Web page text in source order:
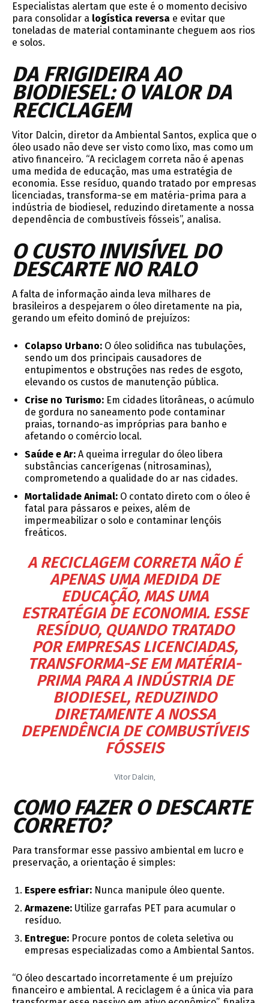
Especialistas alertam que este é o momento decisivo
para consolidar a logística reversa e evitar que
toneladas de material contaminante cheguem aos rios
e solos.
DA FRIGIDEIRA AO
BIODIESEL: O VALOR DA
RECICLAGEM
Vitor Dalcin, diretor da Ambiental Santos, explica que o
óleo usado não deve ser visto como lixo, mas como um
ativo financeiro. “A reciclagem correta não é apenas
uma medida de educação, mas uma estratégia de
economia. Esse resíduo, quando tratado por empresas
licenciadas, transforma-se em matéria-prima para a
indústria de biodiesel, reduzindo diretamente a nossa
dependência de combustíveis fósseis”, analisa.
O CUSTO INVISÍVEL DO
DESCARTE NO RALO
A falta de informação ainda leva milhares de
brasileiros a despejarem o óleo diretamente na pia,
gerando um efeito dominó de prejuízos:
Colapso Urbano: O óleo solidifica nas tubulações,
sendo um dos principais causadores de
entupimentos e obstruções nas redes de esgoto,
elevando os custos de manutenção pública.
Crise no Turismo: Em cidades litorâneas, o acúmulo
de gordura no saneamento pode contaminar
praias, tornando-as impróprias para banho e
afetando o comércio local.
Saúde e Ar: A queima irregular do óleo libera
substâncias cancerígenas (nitrosaminas),
comprometendo a qualidade do ar nas cidades.
Mortalidade Animal: O contato direto com o óleo é
fatal para pássaros e peixes, além de
impermeabilizar o solo e contaminar lençóis
freáticos.
A RECICLAGEM CORRETA NÃO É
APENAS UMA MEDIDA DE
EDUCAÇÃO, MAS UMA
ESTRATÉGIA DE ECONOMIA. ESSE
RESÍDUO, QUANDO TRATADO
POR EMPRESAS LICENCIADAS,
TRANSFORMA-SE EM MATÉRIA-
PRIMA PARA A INDÚSTRIA DE
BIODIESEL, REDUZINDO
DIRETAMENTE A NOSSA
DEPENDÊNCIA DE COMBUSTÍVEIS
FÓSSEIS
Vitor Dalcin,
COMO FAZER O DESCARTE
CORRETO?
Para transformar esse passivo ambiental em lucro e
preservação, a orientação é simples:
Espere esfriar: Nunca manipule óleo quente.
Armazene: Utilize garrafas PET para acumular o
resíduo.
Entregue: Procure pontos de coleta seletiva ou
empresas especializadas como a Ambiental Santos.
“O óleo descartado incorretamente é um prejuízo
financeiro e ambiental. A reciclagem é a única via para